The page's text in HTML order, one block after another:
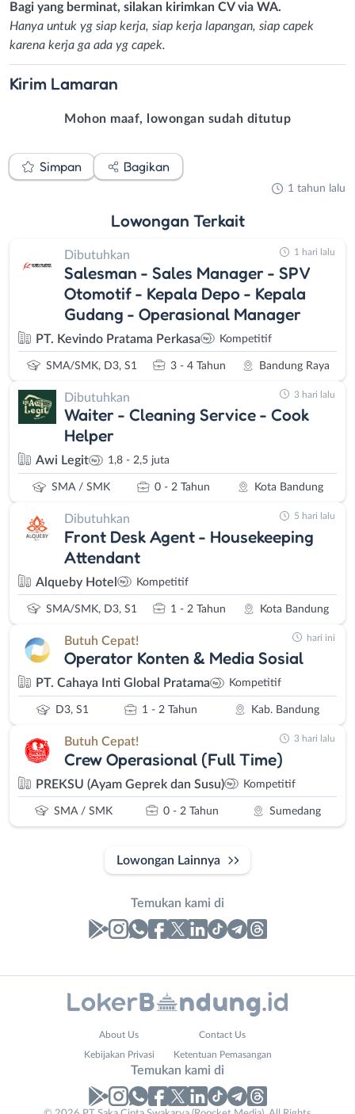
Bagi yang berminat, silakan kirimkan CV via WA.
Hanya untuk yg siap kerja, siap kerja lapangan, siap capek
karena kerja ga ada yg capek.
Kirim Lamaran
Mohon maaf, lowongan sudah ditutup
Simpan Bagikan
1 tahun lalu
Lowongan Terkait
Dibutuhkan
Salesman - Sales Manager - SPV
Otomotif - Kepala Depo - Kepala
Gudang - Operasional Manager
PT. Kevindo Pratama Perkasa Kompetitif
SMA/SMK, D3, S1 3 - 4 Tahun Bandung Raya
1 hari lalu
Dibutuhkan
Waiter - Cleaning Service - Cook
Helper
Awi Legit 1,8 - 2,5 juta
SMA / SMK 0 - 2 Tahun Kota Bandung
3 hari lalu
Dibutuhkan
Front Desk Agent - Housekeeping
Attendant
Alqueby Hotel Kompetitif
SMA/SMK, D3, S1 1 - 2 Tahun Kota Bandung
5 hari lalu
Butuh Cepat!
Operator Konten & Media Sosial
PT. Cahaya Inti Global Pratama Kompetitif
D3, S1 1 - 2 Tahun Kab. Bandung
hari ini
Butuh Cepat!
Crew Operasional (Full Time)
PREKSU (Ayam Geprek dan Susu) Kompetitif
SMA / SMK 0 - 2 Tahun Sumedang
3 hari lalu
Lowongan Lainnya
Temukan kami di
Lowongan
About Us Contact Us
Kebijakan Privasi Ketentuan Pemasangan
Temukan kami di